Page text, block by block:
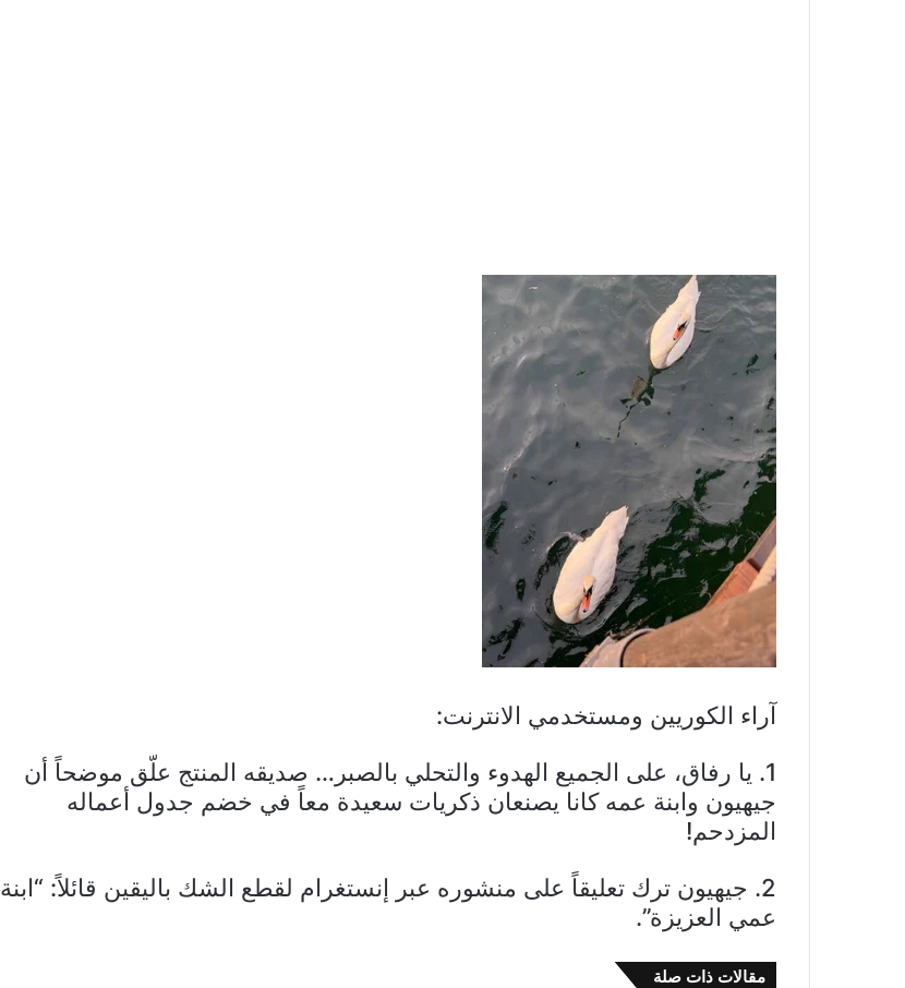
آراء الكوريين ومستخدمي الانترنت:
1. يا رفاق، على الجميع الهدوء والتحلي بالصبر… صديقه المنتج علّق موضحاً أن
جيهيون وابنة عمه كانا يصنعان ذكريات سعيدة معاً في خضم جدول أعماله
المزدحم!
2. جيهيون ترك تعليقاً على منشوره عبر إنستغرام لقطع الشك باليقين قائلاً: “ابنة
عمي العزيزة”.
مقالات ذات صلة